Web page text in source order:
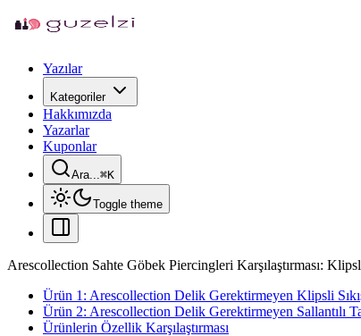
Yazılar
Kategoriler
Hakkımızda
Yazarlar
Kuponlar
Ara...⌘K
Toggle theme
Arescollection Sahte Göbek Piercingleri Karşılaştırması:
Ürün 1: Arescollection Delik Gerektirmeyen Klipsli
Ürün 2: Arescollection Delik Gerektirmeyen Sallantılı
Ürünlerin Özellik Karşılaştırması